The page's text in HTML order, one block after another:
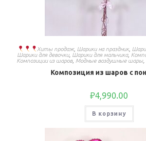
Хиты продаж, Шарики на праздник,
Шарики для девочки, Шарики для мальчика,
Композиции из шаров, Модные воздушные шары
Композиция из шаров с
₽4,990.00
В корзину